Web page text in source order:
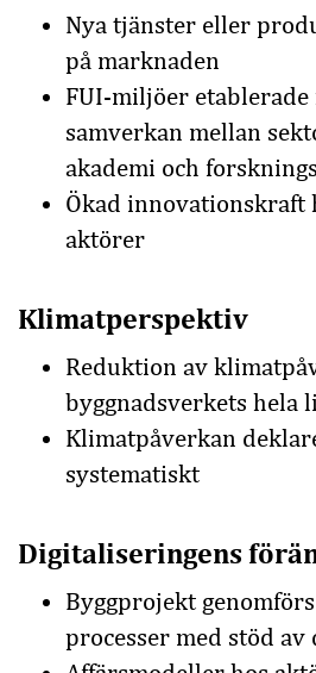
Nya tjänster eller
på marknaden
FUI-miljöer etablerade
samverkan mellan
akademi och
Ökad innovationskraft
aktörer
Klimatperspektiv
Reduktion av
byggnadsverkets hela
Klimatpåverkan
systematiskt
Digitaliseringens
Byggprojekt
processer med stöd